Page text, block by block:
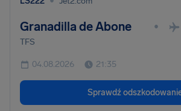
Granadilla de Abone •
TFS
04.08.2026 21:35
Sprawdź